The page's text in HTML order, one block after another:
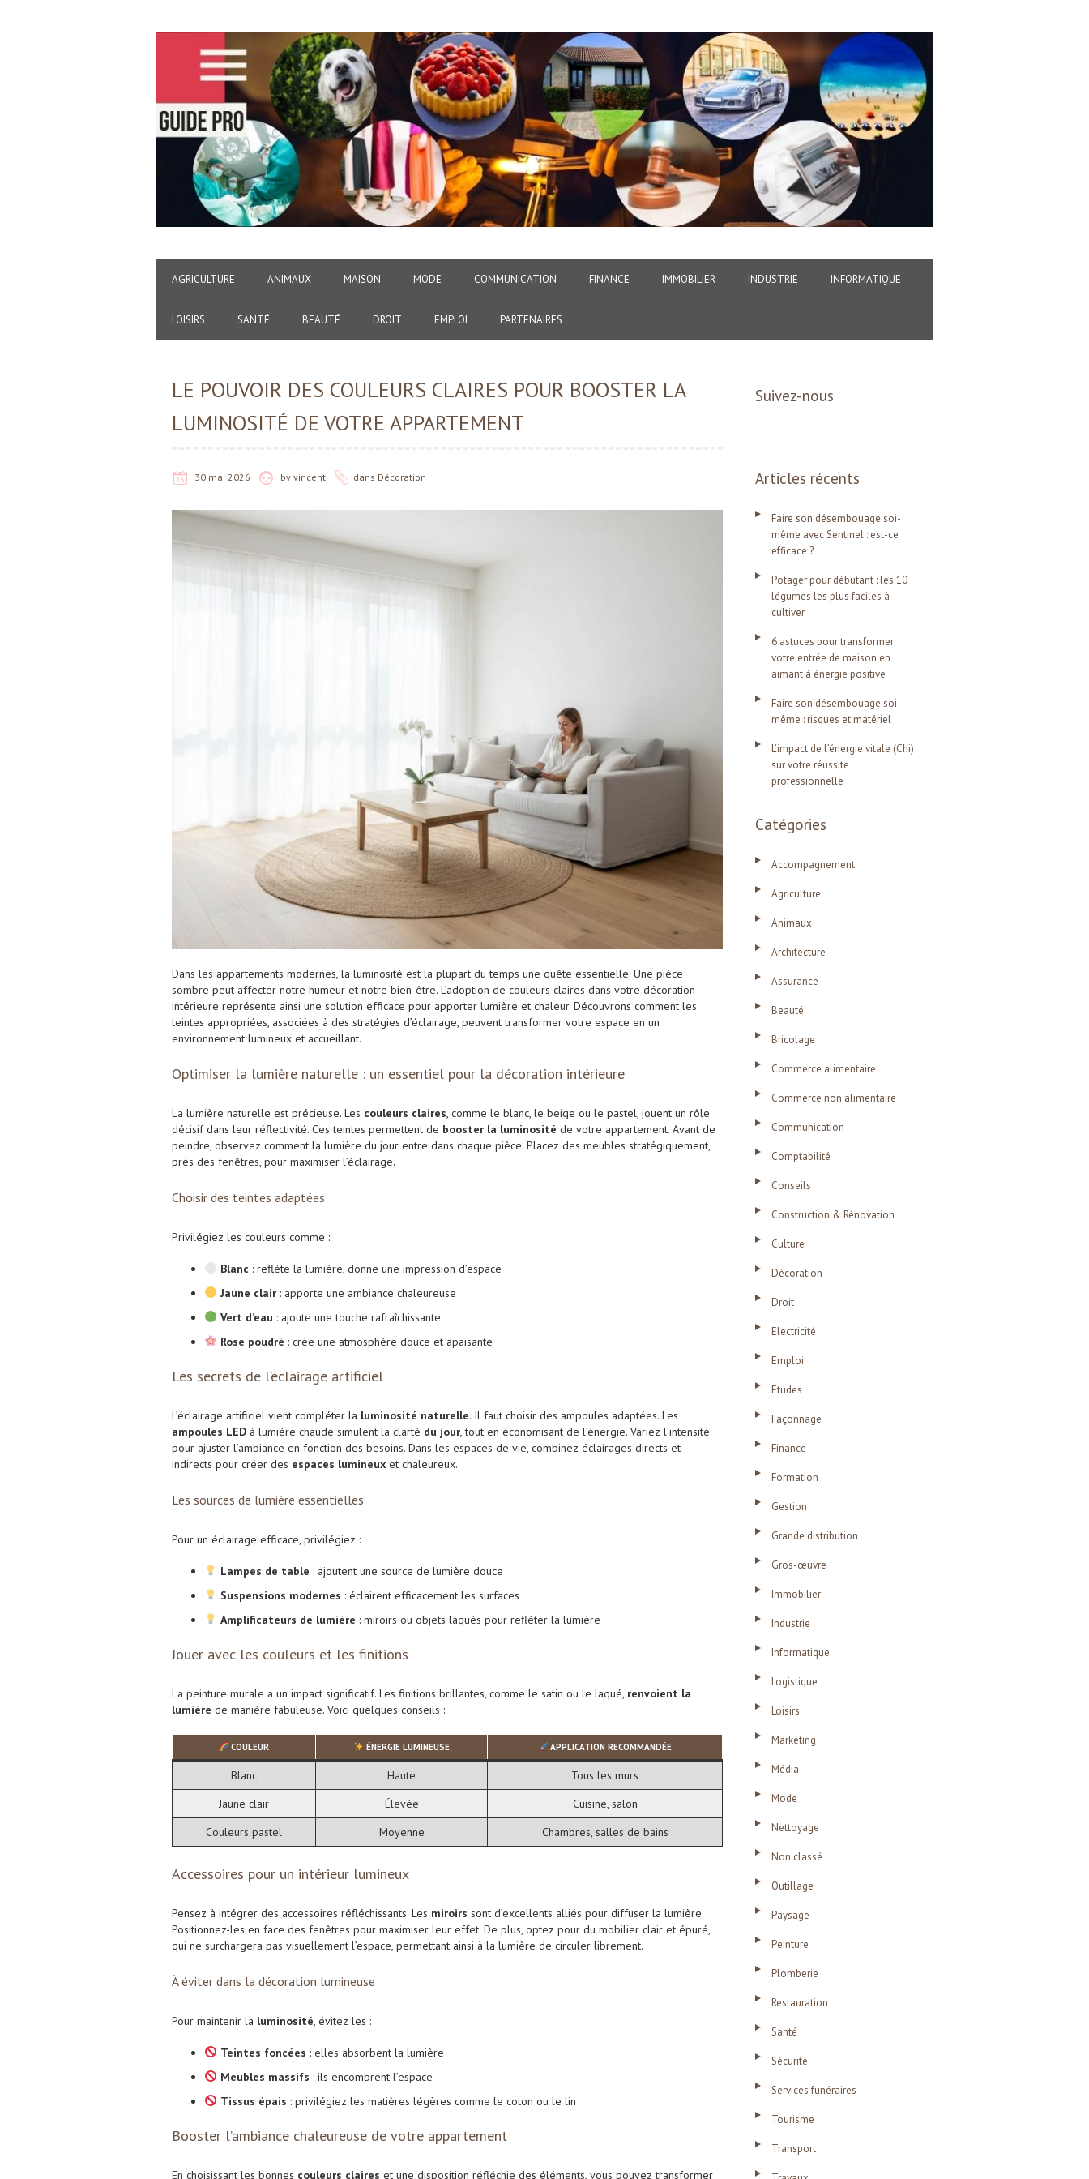
AGRICULTURE ANIMAUX MAISON MODE COMMUNICATION FINANCE IMMOBILIER INDUSTRIE INFORMATIQUE
LOISIRS SANTÉ BEAUTÉ DROIT EMPLOI PARTENAIRES
LE POUVOIR DES COULEURS CLAIRES POUR BOOSTER LA
LUMINOSITÉ DE VOTRE APPARTEMENT
30 mai 2026 by vincent dans Décoration
Dans les appartements modernes, la luminosité est la plupart du temps une quête essentielle. Une pièce
sombre peut affecter notre humeur et notre bien-être. L’adoption de couleurs claires dans votre décoration
intérieure représente ainsi une solution efficace pour apporter lumière et chaleur. Découvrons comment les
teintes appropriées, associées à des stratégies d’éclairage, peuvent transformer votre espace en un
environnement lumineux et accueillant.
Optimiser la lumière naturelle : un essentiel pour la décoration intérieure
La lumière naturelle est précieuse. Les couleurs claires, comme le blanc, le beige ou le pastel, jouent un rôle
décisif dans leur réflectivité. Ces teintes permettent de booster la luminosité de votre appartement. Avant de
peindre, observez comment la lumière du jour entre dans chaque pièce. Placez des meubles stratégiquement,
près des fenêtres, pour maximiser l’éclairage.
Choisir des teintes adaptées
Privilégiez les couleurs comme :
Blanc : reflète la lumière, donne une impression d’espace
Jaune clair: apporte une ambiance chaleureuse
Vert d’eau: ajoute une touche rafraîchissante
Rose poudré : crée une atmosphère douce et apaisante
Les secrets de l’éclairage artificiel
L’éclairage artificiel vient compléter la luminosité naturelle. Il faut choisir des ampoules adaptées. Les
ampoules LED à lumière chaude simulent la clarté du jour, tout en économisant de l’énergie. Variez l’intensité
pour ajuster l’ambiance en fonction des besoins. Dans les espaces de vie, combinez éclairages directs et
indirects pour créer des espaces lumineux et chaleureux.
Les sources de lumière essentielles
Pour un éclairage efficace, privilégiez :
Lampes de table : ajoutent une source de lumière douce
Suspensions modernes : éclairent efficacement les surfaces
Amplificateurs de lumière : miroirs ou objets laqués pour refléter la lumière
Jouer avec les couleurs et les finitions
La peinture murale a un impact significatif. Les finitions brillantes, comme le satin ou le laqué, renvoient la
lumière de manière fabuleuse. Voici quelques conseils :
COULEUR ÉNERGIE LUMINEUSE APPLICATION RECOMMANDÉE
Blanc Haute
Tous les murs
Jaune clair
Élevée
Cuisine, salon
Couleurs pastel
Moyenne Chambres, salles de bains
Accessoires pour un intérieur lumineux
Pensez à intégrer des accessoires réfléchissants. Les miroirs sont d’excellents alliés pour diffuser la lumière.
Positionnez-les en face des fenêtres pour maximiser leur effet. De plus, optez pour du mobilier clair et épuré,
qui ne surchargera pas visuellement l’espace, permettant ainsi à la lumière de circuler librement.
À éviter dans la décoration lumineuse
Pour maintenir la luminosité, évitez les :
Teintes foncées : elles absorbent la lumière
Meubles massifs : ils encombrent l’espace
Tissus épais : privilégiez les matières légères comme le coton ou le lin
Booster l’ambiance chaleureuse de votre appartement
En choisissant les bonnes couleurs claires et une disposition réfléchie des éléments, vous pouvez transformer
Suivez-nous
Articles récents
Faire son désembouage soi-
même avec Sentinel : est-ce
efficace ?
Potager pour débutant : les 10
légumes les plus faciles à
cultiver
6 astuces pour transformer
votre entrée de maison en
aimant à énergie positive
Faire son désembouage soi-
même : risques et matériel
L’impact de l’énergie vitale (Chi)
sur votre réussite
professionnelle
Catégories
Accompagnement
Agriculture
Animaux
Architecture
Assurance
Beauté
Bricolage
Commerce alimentaire
Commerce non alimentaire
Communication
Comptabilité
Conseils
Construction & Rénovation
Culture
Décoration
Droit
Electricité
Emploi
Etudes
Façonnage
Finance
Formation
Gestion
Grande distribution
Gros-œuvre
Immobilier
Industrie
Informatique
Logistique
Loisirs
Marketing
Média
Mode
Nettoyage
Non classé
Outillage
Paysage
Peinture
Plomberie
Restauration
Santé
Sécurité
Services funéraires
Tourisme
Transport